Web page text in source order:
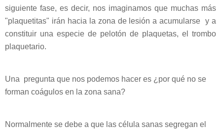
siguiente fase, es decir, nos imaginamos que muchas más
"plaquetitas" irán hacia la zona de lesión a acumularse y a
constituir una especie de pelotón de plaquetas, el trombo
plaquetario.
Una pregunta que nos podemos hacer es ¿por qué no se
forman coágulos en la zona sana?
Normalmente se debe a que las célula sanas segregan el